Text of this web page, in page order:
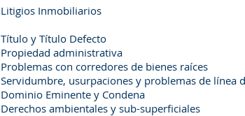
Litigios Inmobiliarios
Título y Título Defecto
Propiedad administrativa
Problemas con corredores de bienes raíces
Servidumbre, usurpaciones y problemas de línea
Dominio Eminente y Condena
Derechos ambientales y sub-superficiales